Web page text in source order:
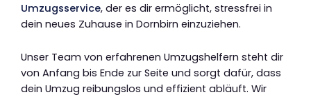
Umzugsservice, der es dir ermöglicht, stressfrei in
dein neues Zuhause in Dornbirn einzuziehen.
Unser Team von erfahrenen Umzugshelfern steht dir
von Anfang bis Ende zur Seite und sorgt dafür, dass
dein Umzug reibungslos und effizient abläuft. Wir